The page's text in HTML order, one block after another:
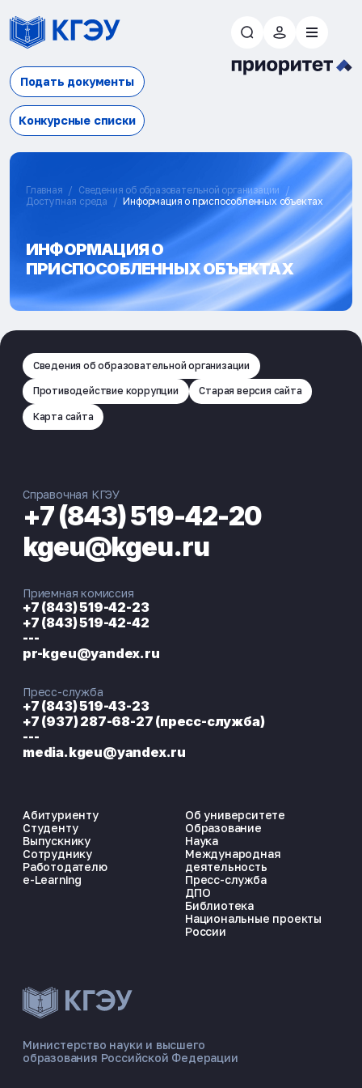
Подать документы
Конкурсные списки
ЭНЕРГОКОД — ПОМОЩНИК КГЭУ
📋 Приёмная комиссия
Главная
Сведения об образовательной организации
Доступная среда
Информация о приспособленных объектах
ИНФОРМАЦИЯ О
ПРИСПОСОБЛЕННЫХ ОБЪЕКТАХ
Сведения об образовательной организации
Противодействие коррупции Старая версия сайта
Карта сайта
Министерство науки и высшего
образования Российской Федерации
Абитуриенту
Студенту
Выпускнику
Сотруднику
Работодателю
e-Learning
Об университете
Образование
Наука
Международная
деятельность
Пресс-служба
ДПО
Библиотека
Национальные проекты
России
Справочная КГЭУ
+7 (843) 519-42-20
kgeu@kgeu.ru
Приемная комиссия
+7 (843) 519-42-23
+7 (843) 519-42-42
---
pr-kgeu@yandex.ru
Пресс-служба
+7 (843) 519-43-23
+7 (937) 287-68-27 (пресс-служба)
---
media.kgeu@yandex.ru